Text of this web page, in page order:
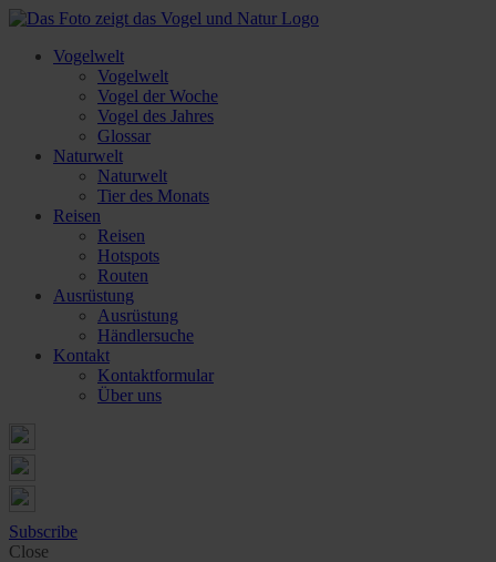
Vogelwelt
Vogelwelt
Vogel der Woche
Vogel des Jahres
Glossar
Naturwelt
Naturwelt
Tier des Monats
Reisen
Reisen
Hotspots
Routen
Ausrüstung
Ausrüstung
Händlersuche
Kontakt
Kontaktformular
Über uns
Subscribe
Close